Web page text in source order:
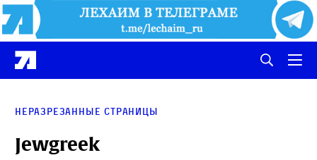
Неразрезанные страницы
Jewgreek